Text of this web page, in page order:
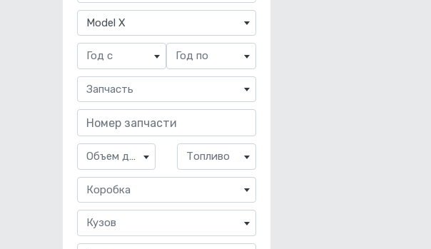
×
Model X
Год с Год по
Запчасть
Объем двигателя Топливо
Коробка
Кузов